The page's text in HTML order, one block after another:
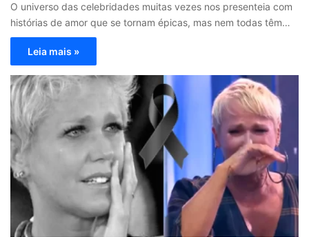
O universo das celebridades muitas vezes nos presenteia com
histórias de amor que se tornam épicas, mas nem todas têm…
Leia mais »